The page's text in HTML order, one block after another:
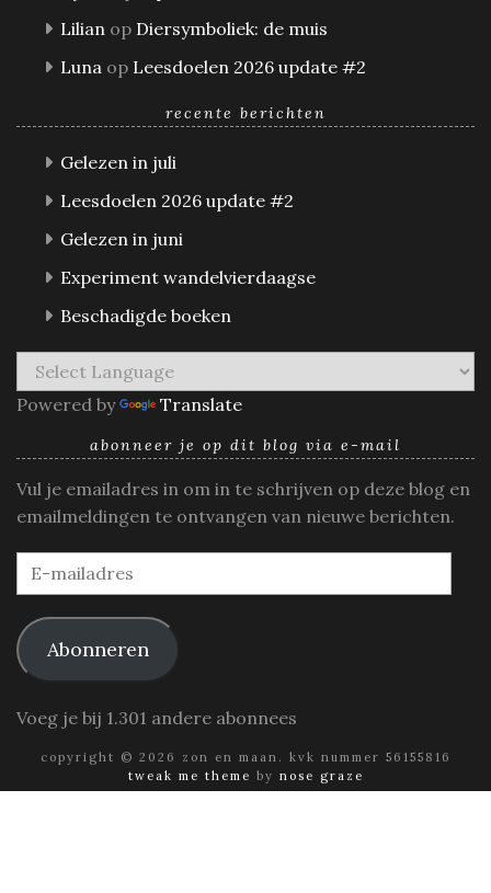
Lilian op Diersymboliek: de muis
Luna op Leesdoelen 2026 update #2
recente berichten
Gelezen in juli
Leesdoelen 2026 update #2
Gelezen in juni
Experiment wandelvierdaagse
Beschadigde boeken
Powered by Translate
abonneer je op dit blog via e-mail
Vul je emailadres in om in te schrijven op deze blog en
emailmeldingen te ontvangen van nieuwe berichten.
E-
mailadres
Abonneren
Voeg je bij 1.301 andere abonnees
copyright © 2026 zon en maan. kvk nummer 56155816
tweak me theme by nose graze